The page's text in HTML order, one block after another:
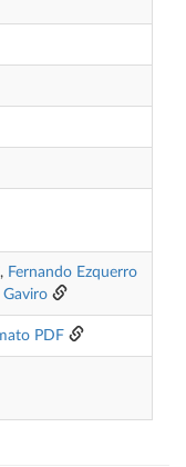
, Fernando Ezquerro
Gaviro
PDF